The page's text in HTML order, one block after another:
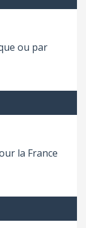
ou par
la France